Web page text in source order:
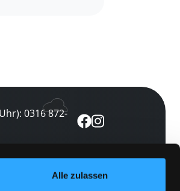
Alle zulassen
0316 872-